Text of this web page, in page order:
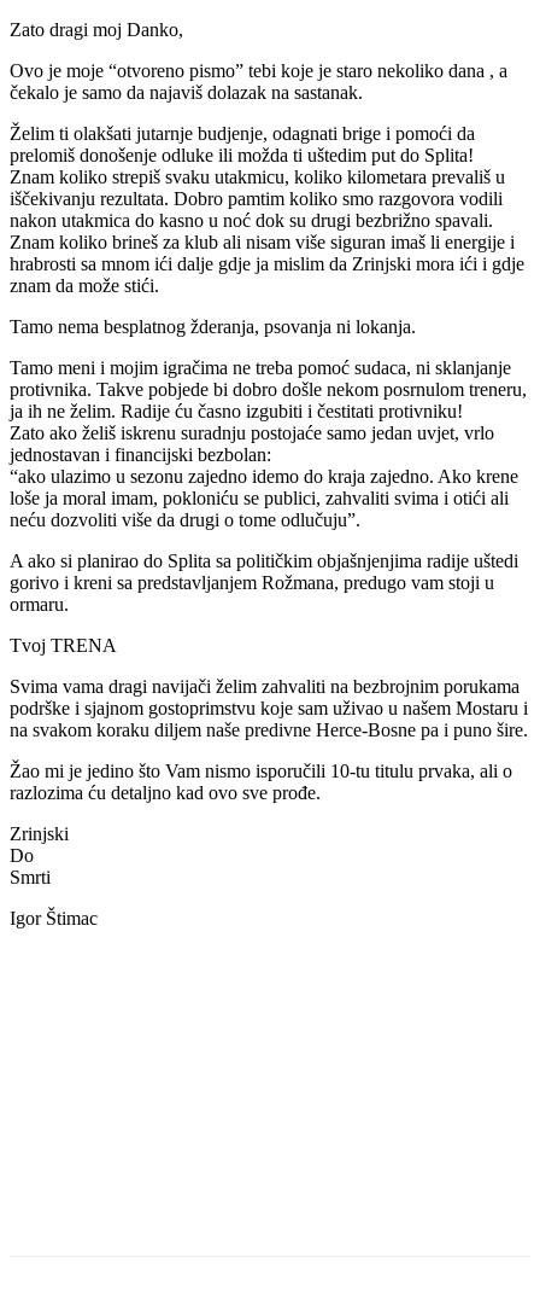
Zato dragi moj Danko,
Ovo je moje “otvoreno pismo” tebi koje je staro nekoliko dana , a
čekalo je samo da najaviš dolazak na sastanak.
Želim ti olakšati jutarnje budjenje, odagnati brige i pomoći da
prelomiš donošenje odluke ili možda ti uštedim put do Splita!
Znam koliko strepiš svaku utakmicu, koliko kilometara prevališ u
iščekivanju rezultata. Dobro pamtim koliko smo razgovora vodili
nakon utakmica do kasno u noć dok su drugi bezbrižno spavali.
Znam koliko brineš za klub ali nisam više siguran imaš li energije i
hrabrosti sa mnom ići dalje gdje ja mislim da Zrinjski mora ići i gdje
znam da može stići.
Tamo nema besplatnog žderanja, psovanja ni lokanja.
Tamo meni i mojim igračima ne treba pomoć sudaca, ni sklanjanje
protivnika. Takve pobjede bi dobro došle nekom posrnulom treneru,
ja ih ne želim. Radije ću časno izgubiti i čestitati protivniku!
Zato ako želiš iskrenu suradnju postojaće samo jedan uvjet, vrlo
jednostavan i financijski bezbolan:
“ako ulazimo u sezonu zajedno idemo do kraja zajedno. Ako krene
loše ja moral imam, pokloniću se publici, zahvaliti svima i otići ali
neću dozvoliti više da drugi o tome odlučuju”.
A ako si planirao do Splita sa političkim objašnjenjima radije uštedi
gorivo i kreni sa predstavljanjem Rožmana, predugo vam stoji u
ormaru.
Tvoj TRENA
Svima vama dragi navijači želim zahvaliti na bezbrojnim porukama
podrške i sjajnom gostoprimstvu koje sam uživao u našem Mostaru i
na svakom koraku diljem naše predivne Herce-Bosne pa i puno šire.
Žao mi je jedino što Vam nismo isporučili 10-tu titulu prvaka, ali o
razlozima ću detaljno kad ovo sve prođe.
Zrinjski
Do
Smrti
Igor Štimac